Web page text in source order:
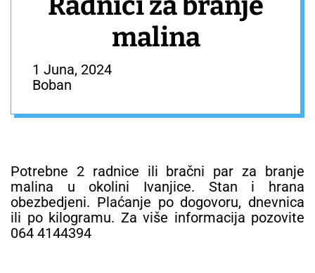
malina
1 Juna, 2024
Boban
Potrebne 2 radnice ili bračni par za branje
malina u okolini Ivanjice. Stan i hrana
obezbedjeni. Plaćanje po dogovoru, dnevnica
ili po kilogramu. Za više informacija pozovite
064 4144394